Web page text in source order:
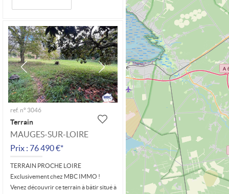
ref. n° 3046
Terrain
MAUGES-SUR-LOIRE
Prix : 76 490 €*
TERRAIN PROCHE LOIRE
Exclusivement chez MBC IMMO !
Venez découvrir ce terrain à bâtir situé à